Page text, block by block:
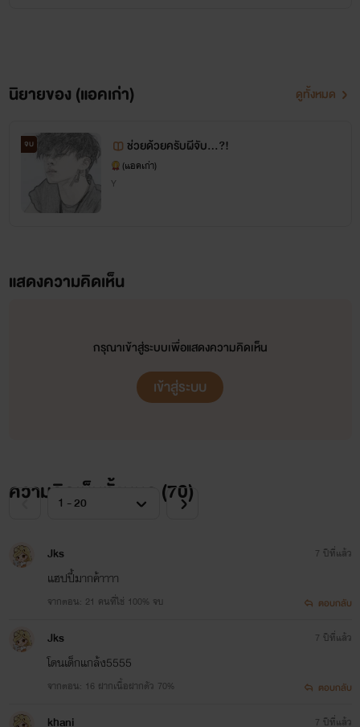
นิยายของ (แอคเก่า) ดูทั้งหมด
จบ ช่วยด้วยครับผีจับ...?!
(แอคเก่า)
Y
แสดงความคิดเห็น
กรุณาเข้าสู่ระบบเพื่อแสดงความคิดเห็น
เข้าสู่ระบบ
ความคิดเห็นทั้งหมด (70)
Jks
แฮปปี้มากค้าาาา
จากตอน: 21 คนที่ใช่ 100% จบ
7 ปีที่แล้ว
ตอบกลับ
Jks
โดนเด็กแกล้ง5555
จากตอน: 16 ฝากเนื้อฝากตัว 70%
7 ปีที่แล้ว
ตอบกลับ
khani 7 ปีที่แล้ว